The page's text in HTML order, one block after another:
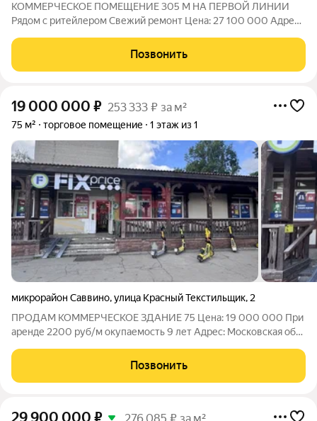
КОММЕРЧЕСКОЕ ПОМЕЩЕНИЕ 305 М НА ПЕРВОЙ ЛИНИИ
Рядом с ритейлером Свежий ремонт Цена: 27 100 000 Адрес:
ПРЕИМУЩЕСТВА: ПРОХОДНАЯ ТОЧКА КВАРТАЛА
максимальная видимость с улицы. Ваша вывеска
Позвонить
19 000 000 ₽ 253 333 ₽ за м²
75 м² торговое помещение 1 этаж из 1
микрорайон Саввино,улица Красный Текстильщик, 2
ПРОДАМ КОММЕРЧЕСКОЕ ЗДАНИЕ 75 Цена: 19 000 000 При
аренде 2200 руб/м окупаемость 9 лет Адрес: Московская обл,
КЛЮЧЕВЫЕ ПРЕИМУЩЕСТВА ДЛЯ ПОКУПАТЕЛЯ: ГОТОВЫЙ
Позвонить
29 900 000 ₽